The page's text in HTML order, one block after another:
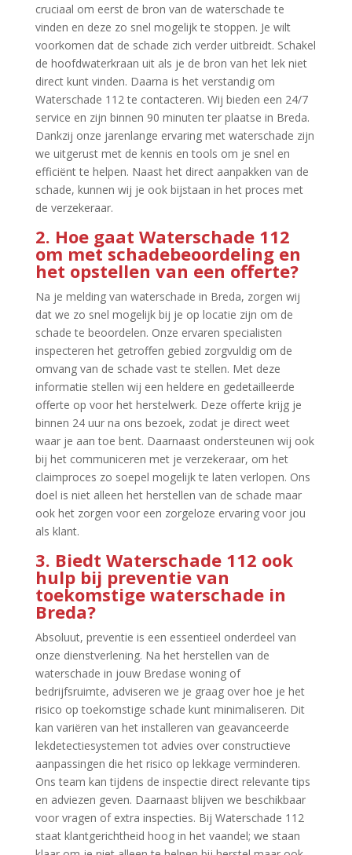
cruciaal om eerst de bron van de waterschade te
vinden en deze zo snel mogelijk te stoppen.​ Je wilt
voorkomen dat de schade zich verder uitbreidt.​ Schakel
de hoofdwaterkraan uit als je de bron van het lek niet
direct kunt vinden.​ Daarna is het verstandig om
Waterschade 112 te contacteren.​ Wij bieden een 24/7
service en zijn binnen 90 minuten ter plaatse in Breda.​
Dankzij onze jarenlange ervaring met waterschade zijn
we uitgerust met de kennis en tools om je snel en
efficiënt te helpen.​ Naast het direct aanpakken van de
schade, kunnen wij je ook bijstaan in het proces met
de verzekeraar.​
2.​ Hoe gaat Waterschade 112
om met schadebeoordeling en
het opstellen van een offerte?
Na je melding van waterschade in Breda, zorgen wij
dat we zo snel mogelijk bij je op locatie zijn om de
schade te beoordelen.​ Onze ervaren specialisten
inspecteren het getroffen gebied zorgvuldig om de
omvang van de schade vast te stellen.​ Met deze
informatie stellen wij een heldere en gedetailleerde
offerte op voor het herstelwerk.​ Deze offerte krijg je
binnen 24 uur na ons bezoek, zodat je direct weet
waar je aan toe bent.​ Daarnaast ondersteunen wij ook
bij het communiceren met je verzekeraar, om het
claimproces zo soepel mogelijk te laten verlopen.​ Ons
doel is niet alleen het herstellen van de schade maar
ook het zorgen voor een zorgeloze ervaring voor jou
als klant.​
3.​ Biedt Waterschade 112 ook
hulp bij preventie van
toekomstige waterschade in
Breda?
Absoluut, preventie is een essentieel onderdeel van
onze dienstverlening.​ Na het herstellen van de
waterschade in jouw Bredase woning of
bedrijfsruimte, adviseren we je graag over hoe je het
risico op toekomstige schade kunt minimaliseren.​ Dit
kan variëren van het installeren van geavanceerde
lekdetectiesystemen tot advies over constructieve
aanpassingen die het risico op lekkage verminderen.​
Ons team kan tijdens de inspectie direct relevante tips
en adviezen geven.​ Daarnaast blijven we beschikbaar
voor vragen of extra inspecties.​ Bij Waterschade 112
staat klantgerichtheid hoog in het vaandel; we staan